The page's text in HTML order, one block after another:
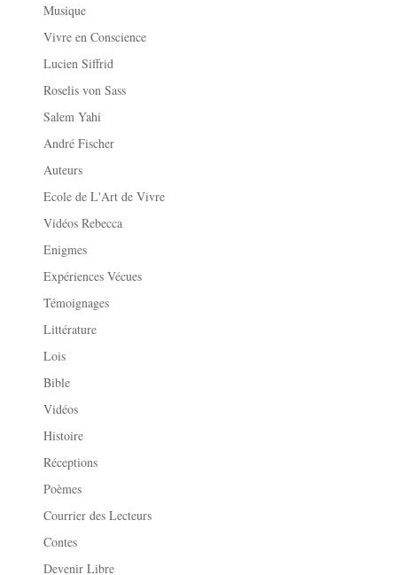
Musique
Vivre en Conscience
Lucien Siffrid
Roselis von Sass
Salem Yahi
André Fischer
Auteurs
Ecole de L'Art de Vivre
Vidéos Rebecca
Enigmes
Expériences Vécues
Témoignages
Littérature
Lois
Bible
Vidéos
Histoire
Réceptions
Poèmes
Courrier des Lecteurs
Contes
Devenir Libre